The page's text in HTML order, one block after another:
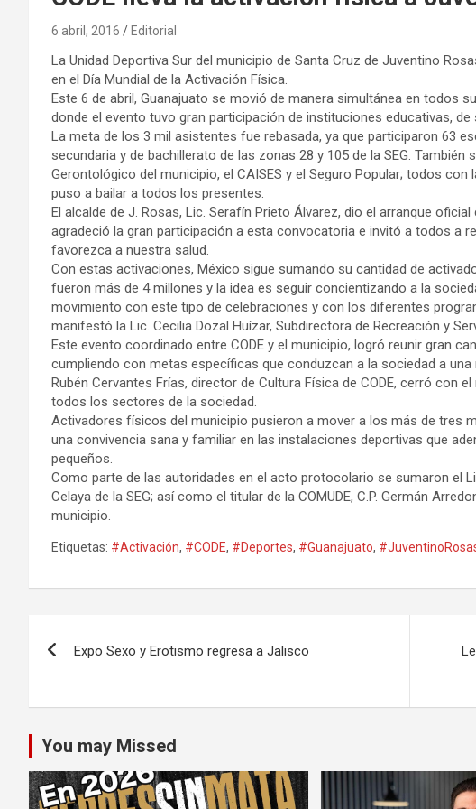
6 abril, 2016 Editorial
La Unidad Deportiva Sur del municipio de Santa Cruz de Juventino
en el Día Mundial de la Activación Física.
Este 6 de abril, Guanajuato se movió de manera simultánea en todos
donde el evento tuvo gran participación de instituciones educativas,
La meta de los 3 mil asistentes fue rebasada, ya que participaron 63
secundaria y de bachillerato de las zonas 28 y 105 de la SEG.
Gerontológico del municipio, el CAISES y el Seguro Popular; todos
puso a bailar a todos los presentes.
El alcalde de J. Rosas, Lic. Serafín Prieto Álvarez, dio el arranque
agradeció la gran participación a esta convocatoria e invitó a todos a
favorezca a nuestra salud.
Con estas activaciones, México sigue sumando su cantidad de
fueron más de 4 millones y la idea es seguir concientizando a la
movimiento con este tipo de celebraciones y con los diferentes
manifestó la Lic. Cecilia Dozal Huízar, Subdirectora de Recreación y
Este evento coordinado entre CODE y el municipio, logró reunir gran
cumpliendo con metas específicas que conduzcan a la sociedad a
Rubén Cervantes Frías, director de Cultura Física de CODE, cerró con
todos los sectores de la sociedad.
Activadores físicos del municipio pusieron a mover a los más de tres
una convivencia sana y familiar en las instalaciones deportivas que
pequeños.
Como parte de las autoridades en el acto protocolario se sumaron el
Celaya de la SEG; así como el titular de la COMUDE, C.P. Germán
municipio.
Etiquetas: #Activación, #CODE, #Deportes, #Guanajuato,
entradas
Expo Sexo y Erotismo regresa a Jalisco
You may Missed